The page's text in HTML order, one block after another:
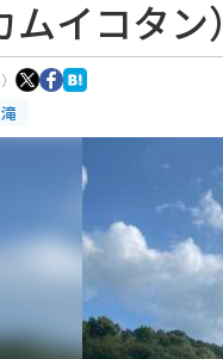
ムイコタン